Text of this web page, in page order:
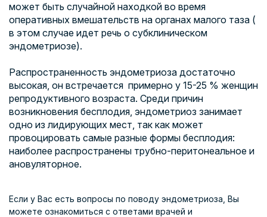
может быть случайной находкой во время
оперативных вмешательств на органах малого таза (
в этом случае идет речь о субклиническом
эндометриозе).
Распространенность эндометриоза достаточно
высокая, он встречается примерно у 15-25 % женщин
репродуктивного возраста. Среди причин
возникновения бесплодия, эндометриоз занимает
одно из лидирующих мест, так как может
провоцировать самые разные формы бесплодия:
наиболее распространены трубно-перитонеальное и
ановуляторное.
Если у Вас есть вопросы по поводу эндометриоза, Вы
можете ознакомиться с ответами врачей и